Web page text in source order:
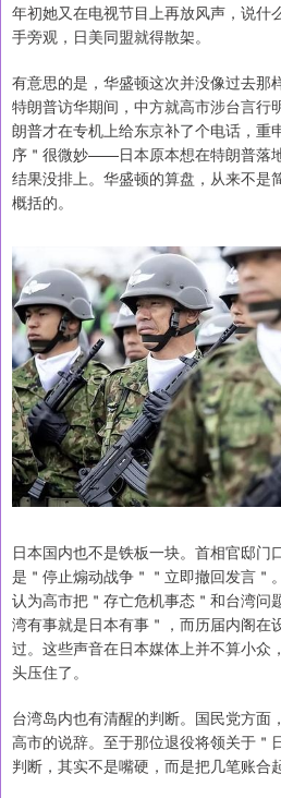
年初她又在电视节目上再放风声，说什
手旁观，日美同盟就得散架。
有意思的是，华盛顿这次并没像过去那
特朗普访华期间，中方就高市涉台言行
朗普才在专机上给东京补了个电话，重
序＂很微妙——日本原本想在特朗普落
结果没排上。华盛顿的算盘，从来不是
概括的。
日本国内也不是铁板一块。首相官邸门
是＂停止煽动战争＂＂立即撤回发言＂
认为高市把＂存亡危机事态＂和台湾问
湾有事就是日本有事＂，而历届内阁在
过。这些声音在日本媒体上并不算小众
头压住了。
台湾岛内也有清醒的判断。国民党方面
高市的说辞。至于那位退役将领关于＂
判断，其实不是嘴硬，而是把几笔账合